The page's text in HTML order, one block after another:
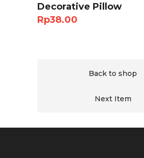
Decorative Pillow
Rp38.00
Back to shop
Next Item